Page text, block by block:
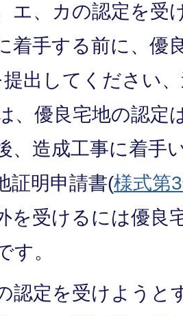
エ、カの認定を受
着手する前に、優
提出してください
、優良宅地の認定
、造成工事に着手
証明申請書(様式第
を受けるには優良
す。
認定を受けようと